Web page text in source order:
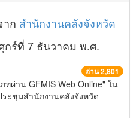
ก สำนักงานคลังจังหวัด
กร์ที่ 7 ธันวาคม พ.ศ.
อ่าน 2,801
ผ่าน GFMIS Web Online" ใน
ะชุมสำนักงานคลังจังหวัด